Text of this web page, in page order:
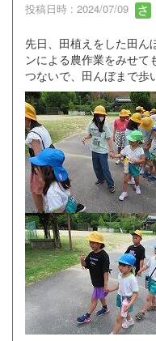
投稿日時 : 2024/07/09
先日、田植えをした田ん
ンによる農作業をみせて
つないで、田んぼまで歩